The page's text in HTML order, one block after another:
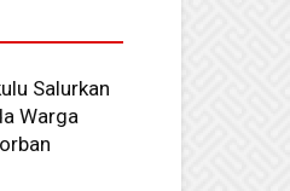
Salurkan
Warga